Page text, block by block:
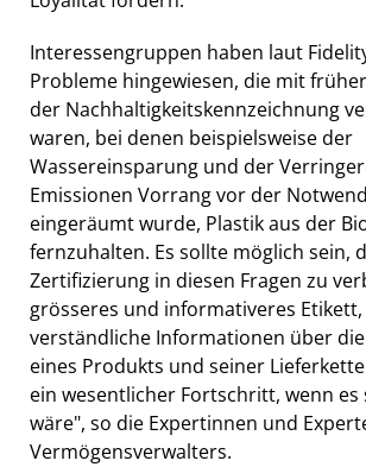
Interessengruppen haben laut
Probleme hingewiesen, die mit
der Nachhaltigkeitskennzeichnung
waren, bei denen beispielsweise der
Wassereinsparung und der
Emissionen Vorrang vor der
eingeräumt wurde, Plastik aus der
fernzuhalten. Es sollte möglich sein,
Zertifizierung in diesen Fragen zu
grösseres und informativeres
verständliche Informationen über
eines Produkts und seiner
ein wesentlicher Fortschritt, wenn
wäre", so die Expertinnen und
Vermögensverwalters.